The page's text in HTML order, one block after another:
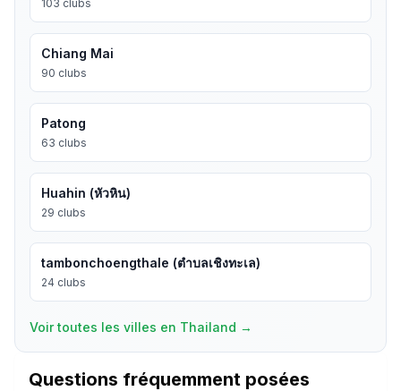
103 clubs
Chiang Mai
90 clubs
Patong
63 clubs
Huahin (หัวหิน)
29 clubs
tambonchoengthale (ตำบลเชิงทะเล)
24 clubs
Voir toutes les villes en Thailand →
Questions fréquemment posées